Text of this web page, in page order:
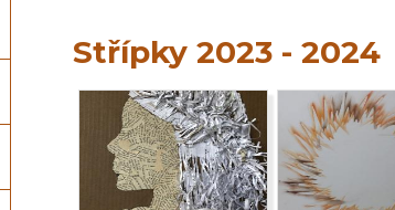
Střípky 2023 - 2024